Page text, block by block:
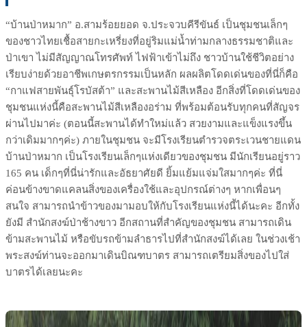
“บ้านป่าหมาก” อ.สามร้อยยอด จ.ประจวบคีรีขันธ์ เป็นชุมชนเล็กๆ
ของชาวไทยเชื้อสายกะเหรี่ยงที่อยู่ริมแม่น้ำท่ามกลางธรรมชาติและ
ป่าเขา ไม่มีสัญญาณโทรศัพท์ ไฟฟ้าเข้าไม่ถึง ชาวบ้านใช้ชีวิตอย่าง
เรียบง่ายด้วยอาชีพเกษตรกรรมเป็นหลัก ผลผลิตโดดเด่นของที่นี่ก็คือ
“กาแฟสายพันธุ์โรบัสต้า” และสะพานไม้สีเหลือง อีกสิ่งที่โดดเด่นของ
ชุมชนแห่งนี้คือสะพานไม้สีเหลืองอร่าม ที่พร้อมต้อนรับทุกคนที่สัญจร
ผ่านไปมาค่ะ (ตอนนี้สะพานได้ทำใหม่แล้ว สวยงามและแข็งแรงขึ้น
กว่าเดิมมากๆค่ะ) ภายในชุมชน จะมีโรงเรียนตำรวจตระเวนชายแดน
บ้านป่าหมาก เป็นโรงเรียนเล็กๆแห่งเดียวของชุมชน มีนักเรียนอยู่ราว
165 คน เด็กๆที่นี่น่ารักและอัธยาศัยดี ยิ้มแย้มแจ่มใสมากๆค่ะ ที่นี่
ค่อนข้างขาดแคลนสิ่งของเครื่องใช้และอุปกรณ์ต่างๆ หากเพื่อนๆ
สนใจ สามารถนำข้าวของมามอบให้กับโรงเรียนแห่งนี้ได้นะคะ อีกทั้ง
ยังมี สำนักสงฆ์ป่าช้างขาว อีกสถานที่สำคัญของชุมชน สามารถเดิน
ข้ามสะพานไม้ หรือขับรถข้ามลำธารไปที่สำนักสงฆ์ได้เลย ในช่วงเช้า
พระสงฆ์ท่านจะออกมาเดินบิณฑบาตร สามารถเตรียมสิ่งของไปใส่
บาตรได้เลยนะคะ